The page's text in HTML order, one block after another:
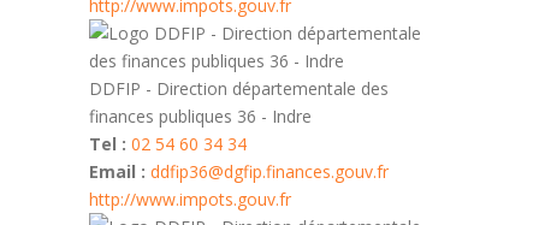
http://www.impots.gouv.fr
DDFIP - Direction départementale des
finances publiques 36 - Indre
Tel : 02 54 60 34 34
Email : ddfip36@dgfip.finances.gouv.fr
http://www.impots.gouv.fr